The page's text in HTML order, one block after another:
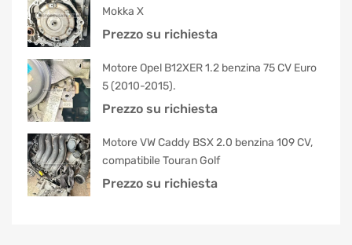
Mokka X
Prezzo su richiesta
Motore Opel B12XER 1.2 benzina 75 CV Euro
5 (2010-2015).
Prezzo su richiesta
Motore VW Caddy BSX 2.0 benzina 109 CV,
compatibile Touran Golf
Prezzo su richiesta